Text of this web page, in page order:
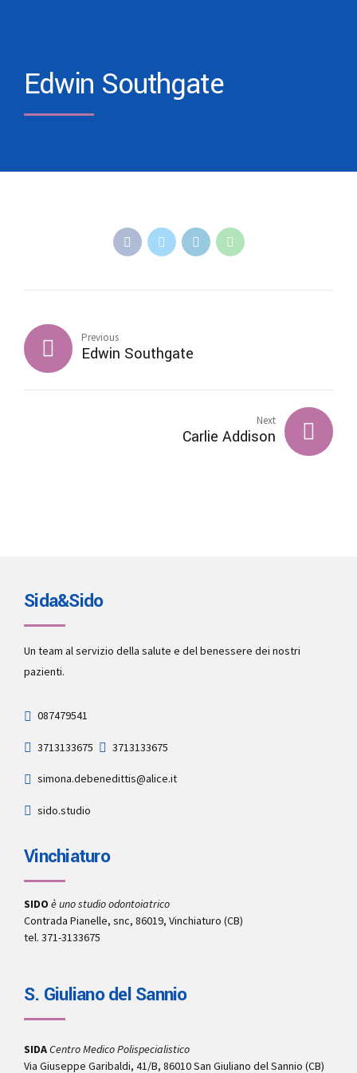
Edwin Southgate
Previous
Edwin Southgate
Next
Carlie Addison
Sida&Sido
Un team al servizio della salute e del benessere dei nostri
pazienti.
087479541
3713133675 3713133675
simona.debenedittis@alice.it
sido.studio
Vinchiaturo
SIDO è uno studio odontoiatrico
Contrada Pianelle, snc, 86019, Vinchiaturo (CB)
tel. 371-3133675
S. Giuliano del Sannio
SIDACentro Medico Polispecialistico
Via Giuseppe Garibaldi, 41/B, 86010 San Giuliano del Sannio (CB)